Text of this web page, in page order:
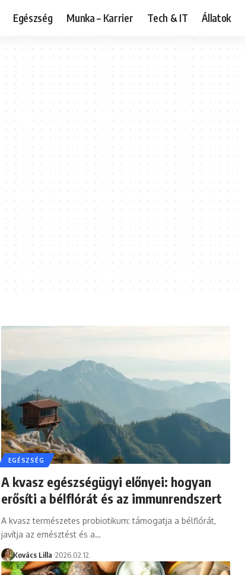
Egészség Munka – Karrier Tech & IT Állatok
EGÉSZSÉG
A kvasz egészségügyi előnyei: hogyan
erősíti a bélflórát és az immunrendszert
A kvasz természetes probiotikum: támogatja a bélflórát,
javítja az emésztést és a…
Kovács Lilla 2026.02.12.